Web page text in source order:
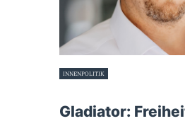
INNENPOLITIK
Gladiator: